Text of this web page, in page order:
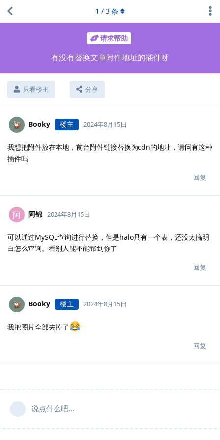
请求帮助
有没有替换文章附件地址的插件呀
只看楼主 分享
1 / 3 条
Booky 楼主 2024年8月15日
我想把附件放在本地，前台附件链接替换为cdn的地址，请问有这种
插件吗
回复
阿 阿锦 2024年8月15日
可以通过MySQL查询进行替换，但是halo只有一个表，还没太搞明
白怎么查询。看别人能不能帮到你了
回复
Booky 楼主 2024年8月15日
我把图片全部去掉了
回复
说点什么吧...